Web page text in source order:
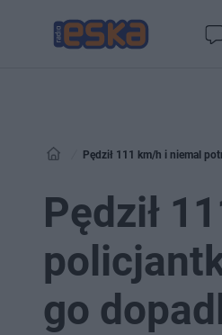
Pędził 111 km/h i niemal
Pędził
go